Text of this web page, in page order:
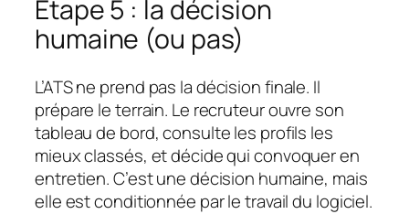
Étape 5 : la décision
humaine (ou pas)
L’ATS ne prend pas la décision finale. Il
prépare le terrain. Le recruteur ouvre son
tableau de bord, consulte les profils les
mieux classés, et décide qui convoquer en
entretien. C’est une décision humaine, mais
elle est conditionnée par le travail du logiciel.